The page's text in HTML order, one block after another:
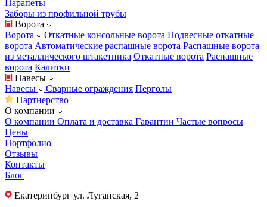
Парапеты
Заборы из профильной трубы
Ворота
Ворота
Откатные консольные ворота Подвесные откатные
ворота Автоматические распашные ворота Распашные ворота
из металлического штакетника Откатные ворота Распашные
ворота Калитки
Навесы
Навесы
Сварные ограждения Перголы
Партнерство
О компании
О компании Оплата и доставка Гарантии Частые вопросы
Цены
Портфолио
Отзывы
Контакты
Блог
Екатеринбург ул. Луганская, 2